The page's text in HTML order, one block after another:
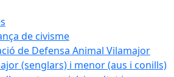
de civisme
de Defensa Animal Vilamajor
(senglars) i menor (aus i conills)